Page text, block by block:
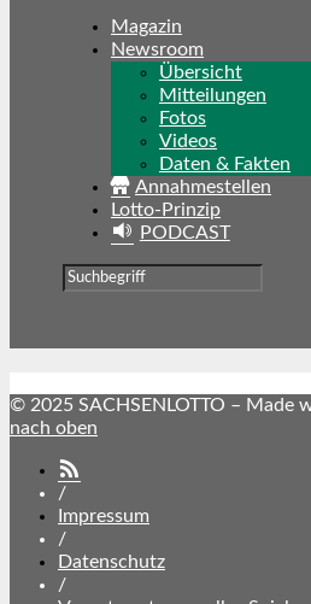
Magazin
Newsroom
Übersicht
Mitteilungen
Fotos
Videos
Daten & Fakten
Annahmestellen
Lotto-Prinzip
PODCAST
© 2025 SACHSENLOTTO – Made
nach oben
/
Impressum
/
Datenschutz
/